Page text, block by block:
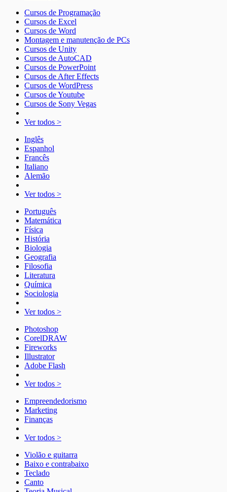
Cursos de Programação
Cursos de Excel
Cursos de Word
Montagem e manutenção de PCs
Cursos de Unity
Cursos de AutoCAD
Cursos de PowerPoint
Cursos de After Effects
Cursos de WordPress
Cursos de Youtube
Cursos de Sony Vegas
Ver todos >
Inglês
Espanhol
Francês
Italiano
Alemão
Ver todos >
Português
Matemática
Física
História
Biologia
Geografia
Filosofia
Literatura
Química
Sociologia
Ver todos >
Photoshop
CorelDRAW
Fireworks
Illustrator
Adobe Flash
Ver todos >
Empreendedorismo
Marketing
Finanças
Ver todos >
Violão e guitarra
Baixo e contrabaixo
Teclado
Canto